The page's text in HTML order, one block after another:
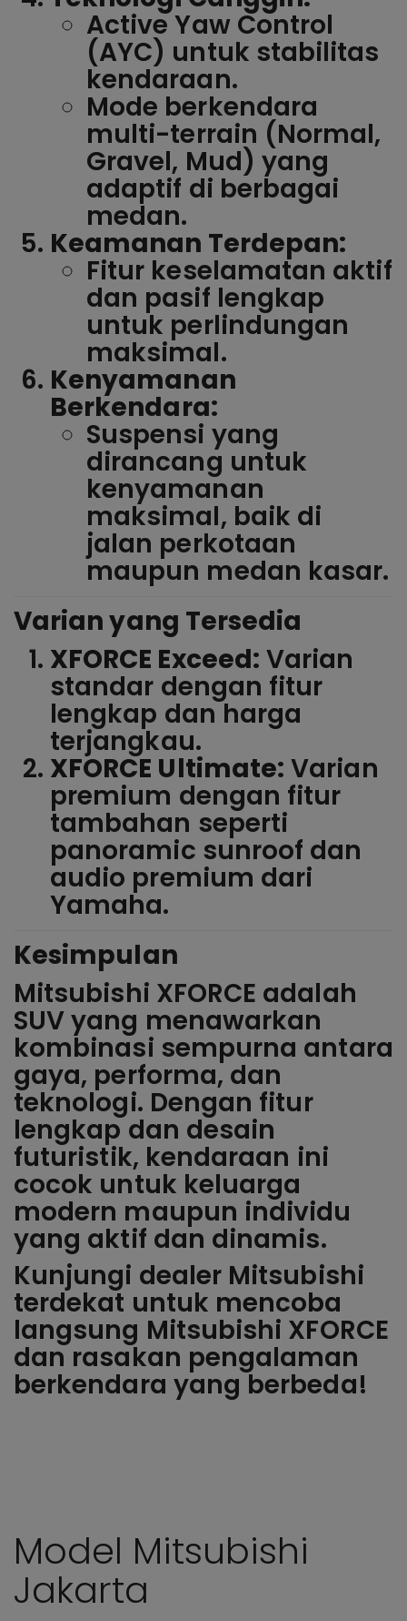
Active Yaw Control
(AYC) untuk stabilitas
kendaraan.
Mode berkendara
multi-terrain (Normal,
Gravel, Mud) yang
adaptif di berbagai
medan.
Keamanan Terdepan:
Fitur keselamatan aktif
dan pasif lengkap
untuk perlindungan
maksimal.
Kenyamanan
Berkendara:
Suspensi yang
dirancang untuk
kenyamanan
maksimal, baik di
jalan perkotaan
maupun medan kasar.
Varian yang Tersedia
XFORCE Exceed: Varian
standar dengan fitur
lengkap dan harga
terjangkau.
XFORCE Ultimate: Varian
premium dengan fitur
tambahan seperti
panoramic sunroof dan
audio premium dari
Yamaha.
Kesimpulan
Mitsubishi XFORCE adalah
SUV yang menawarkan
kombinasi sempurna antara
gaya, performa, dan
teknologi. Dengan fitur
lengkap dan desain
futuristik, kendaraan ini
cocok untuk keluarga
modern maupun individu
yang aktif dan dinamis.
Kunjungi dealer Mitsubishi
terdekat untuk mencoba
langsung Mitsubishi XFORCE
dan rasakan pengalaman
berkendara yang berbeda!
Model Mitsubishi
Jakarta